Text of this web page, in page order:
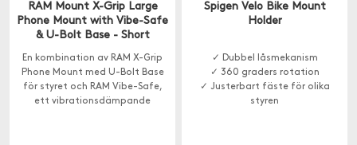
RAM Mount X-Grip Large
Phone Mount with Vibe-Safe
& U-Bolt Base - Short
En kombination av RAM X-Grip
Phone Mount med U-Bolt Base
för styret och RAM Vibe-Safe,
ett vibrationsdämpande
Spigen Velo Bike Mount
Holder
✓ Dubbel låsmekanism
✓ 360 graders rotation
✓ Justerbart fäste för olika
styren